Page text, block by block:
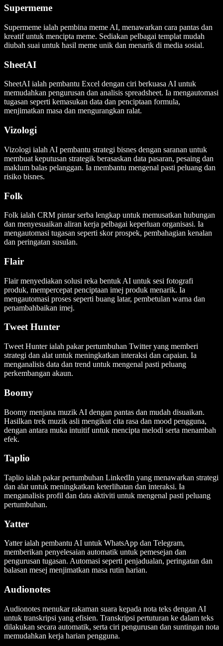
Supermeme
Supermeme ialah pembina meme AI, menawarkan cara pantas dan
kreatif untuk mencipta meme. Sediakan pelbagai templat mudah
diubah suai untuk hasil meme unik dan menarik di media sosial.
SheetAI
SheetAI ialah pembantu Excel dengan ciri berkuasa AI untuk
memudahkan pengurusan dan analisis spreadsheet. Ia mengautomasi
tugasan seperti kemasukan data dan penciptaan formula,
menjimatkan masa dan mengurangkan ralat.
Vizologi
Vizologi ialah AI pembantu strategi bisnes dengan saranan untuk
membuat keputusan strategik berasaskan data pasaran, pesaing dan
maklum balas pelanggan. Ia membantu mengenal pasti peluang dan
risiko bisnes.
Folk
Folk ialah CRM pintar serba lengkap untuk memusatkan hubungan
dan menyesuaikan aliran kerja pelbagai keperluan organisasi. Ia
mengautomasi tugasan seperti skor prospek, pembahagian kenalan
dan peringatan susulan.
Flair
Flair menyediakan solusi reka bentuk AI untuk sesi fotografi
produk, mempercepat penciptaan imej produk menarik. Ia
mengautomasi proses seperti buang latar, pembetulan warna dan
penambahbaikan imej.
Tweet Hunter
Tweet Hunter ialah pakar pertumbuhan Twitter yang memberi
strategi dan alat untuk meningkatkan interaksi dan capaian. Ia
menganalisis data dan trend untuk mengenal pasti peluang
perkembangan akaun.
Boomy
Boomy menjana muzik AI dengan pantas dan mudah disuaikan.
Hasilkan trek muzik asli mengikut cita rasa dan mood pengguna,
dengan antara muka intuitif untuk mencipta melodi serta menambah
efek.
Taplio
Taplio ialah pakar pertumbuhan LinkedIn yang menawarkan strategi
dan alat untuk meningkatkan keterlihatan dan interaksi. Ia
menganalisis profil dan data aktiviti untuk mengenal pasti peluang
pertumbuhan.
Yatter
Yatter ialah pembantu AI untuk WhatsApp dan Telegram,
memberikan penyelesaian automatik untuk pemesejan dan
pengurusan tugasan. Automasi seperti penjadualan, peringatan dan
balasan mesej menjimatkan masa rutin harian.
Audionotes
Audionotes menukar rakaman suara kepada nota teks dengan AI
untuk transkripsi yang efisien. Transkripsi pertuturan ke dalam teks
dilakukan secara automatik, serta ciri pengurusan dan suntingan nota
memudahkan kerja harian pengguna.